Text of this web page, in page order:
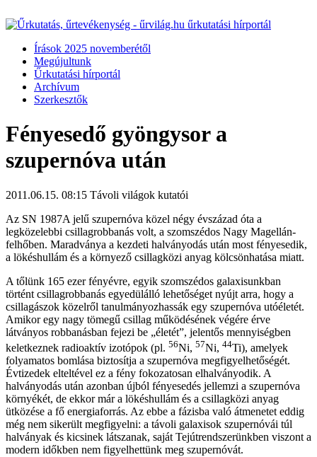
Írások 2025 novemberétől
Megújultunk
Űrkutatási hírportál
Archívum
Szerkesztők
Fényesedő gyöngysor a
szupernóva után
2011.06.15. 08:15 Távoli világok kutatói
Az SN 1987A jelű szupernóva közel négy évszázad óta a
legközelebbi csillagrobbanás volt, a szomszédos Nagy Magellán-
felhőben. Maradványa a kezdeti halványodás után most fényesedik,
a lökéshullám és a környező csillagközi anyag kölcsönhatása miatt.
A tőlünk 165 ezer fényévre, egyik szomszédos galaxisunkban
történt csillagrobbanás egyedülálló lehetőséget nyújt arra, hogy a
csillagászok közelről tanulmányozhassák egy szupernóva utóéletét.
Amikor egy nagy tömegű csillag működésének végére érve
látványos robbanásban fejezi be „életét”, jelentős mennyiségben
keletkeznek radioaktív izotópok (pl. 56Ni, 57Ni, 44Ti), amelyek
folyamatos bomlása biztosítja a szupernóva megfigyelhetőségét.
Évtizedek elteltével ez a fény fokozatosan elhalványodik. A
halványodás után azonban újból fényesedés jellemzi a szupernóva
környékét, de ekkor már a lökéshullám és a csillagközi anyag
ütközése a fő energiaforrás. Az ebbe a fázisba való átmenetet eddig
még nem sikerült megfigyelni: a távoli galaxisok szupernóvái túl
halványak és kicsinek látszanak, saját Tejútrendszerünkben viszont a
modern időkben nem figyelhettünk meg szupernóvát.